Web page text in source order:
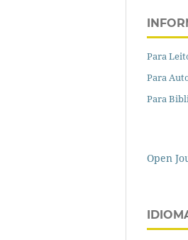
Para
Para
Para
Open